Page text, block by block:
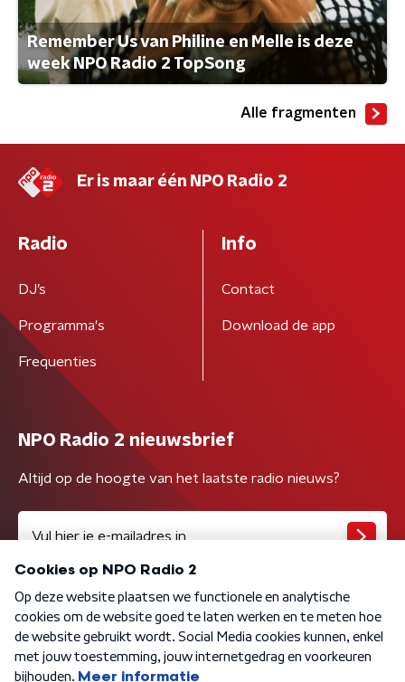
Remember Us van Philine en Melle is deze
week NPO Radio 2 TopSong
Alle fragmenten
Er is maar één NPO Radio 2
Radio
DJ’s
Programma's
Frequenties
Info
Contact
Download de app
NPO Radio 2 nieuwsbrief
Altijd op de hoogte van het laatste radio nieuws?
Algemene voorwaarden